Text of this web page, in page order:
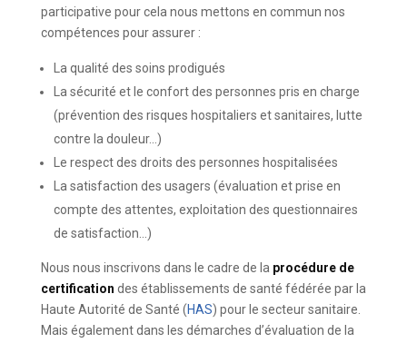
participative pour cela nous mettons en commun nos
compétences pour assurer :
La qualité des soins prodigués
La sécurité et le confort des personnes pris en charge
(prévention des risques hospitaliers et sanitaires, lutte
contre la douleur…)
Le respect des droits des personnes hospitalisées
La satisfaction des usagers (évaluation et prise en
compte des attentes, exploitation des questionnaires
de satisfaction…)
Nous nous inscrivons dans le cadre de la procédure de
certification des établissements de santé fédérée par la
Haute Autorité de Santé (HAS) pour le secteur sanitaire.
Mais également dans les démarches d’évaluation de la